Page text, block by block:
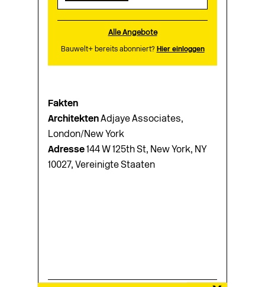
Alle Angebote
Bauwelt+ bereits abonniert? Hier einloggen
Fakten
ArchitektenAdjaye Associates,
London/New York
Adresse144 W 125th St, New York, NY
10027, Vereinigte Staaten